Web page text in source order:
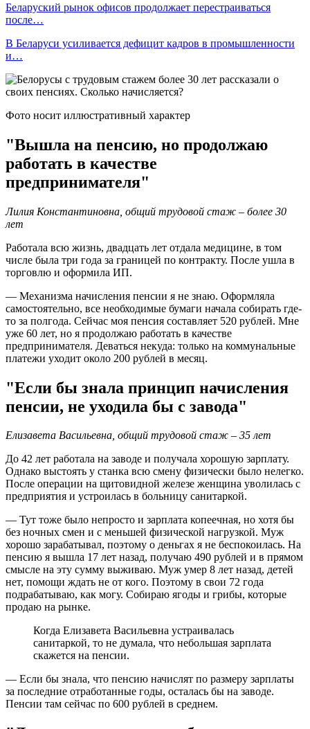
Беларуский рынок офисов продолжает перестраиваться
после…
В Беларуси усиливается дефицит кадров в промышленности
и…
Фото носит иллюстративный характер
"Вышла на пенсию, но продолжаю
работать в качестве
предпринимателя"
Лилия Константиновна, общий трудовой стаж – более 30
лет
Работала всю жизнь, двадцать лет отдала медицине, в том
числе была три года за границей по контракту. После ушла в
торговлю и оформила ИП.
— Механизма начисления пенсии я не знаю. Оформляла
самостоятельно, все необходимые бумаги начала собирать где-
то за полгода. Сейчас моя пенсия составляет 520 рублей. Мне
уже 60 лет, но я продолжаю работать в качестве
предпринимателя. Деваться некуда: только на коммунальные
платежи уходит около 200 рублей в месяц.
"Если бы знала принцип начисления
пенсии, не уходила бы с завода"
Елизавета Васильевна, общий трудовой стаж – 35 лет
До 42 лет работала на заводе и получала хорошую зарплату.
Однако выстоять у станка всю смену физически было нелегко.
После операции на щитовидной железе женщина уволилась с
предприятия и устроилась в больницу санитаркой.
— Тут тоже было непросто и зарплата копеечная, но хотя бы
без ночных смен и с меньшей физической нагрузкой. Муж
хорошо зарабатывал, поэтому о деньгах я не беспокоилась. На
пенсию я вышла 17 лет назад, получаю 490 рублей и в прямом
смысле на эту сумму выживаю. Муж умер 8 лет назад, детей
нет, помощи ждать не от кого. Поэтому в свои 72 года
подрабатываю, как могу. Собираю ягоды и грибы, которые
продаю на рынке.
Когда Елизавета Васильевна устраивалась
санитаркой, то не думала, что небольшая зарплата
скажется на пенсии.
— Если бы знала, что пенсию начислят по размеру зарплаты
за последние отработанные годы, осталась бы на заводе.
Пенсии там сейчас по 600 рублей в среднем.